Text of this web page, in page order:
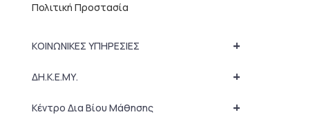
Πολιτική Προστασία
+
ΚΟΙΝΩΝΙΚΕΣ ΥΠΗΡΕΣΙΕΣ
+
ΔΗ.Κ.Ε.ΜΥ.
+
Κέντρο Δια Βίου Μάθησης